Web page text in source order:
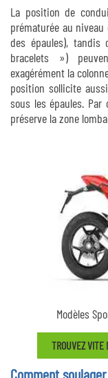
La position de
prématurée au
des épaules),
bracelets »)
exagérément la
position sollicite
sous les épaules.
préserve la zone
Modèles
TROUVEZ VITE
Comment